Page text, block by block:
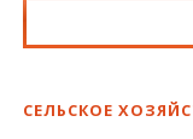
Афиша
Театры
СЕЛЬСКОЕ